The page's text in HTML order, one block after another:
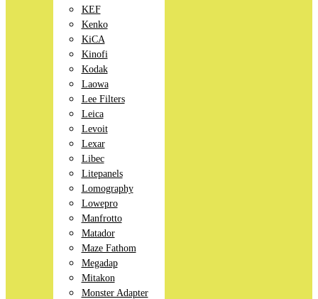
KEF
Kenko
KiCA
Kinofi
Kodak
Laowa
Lee Filters
Leica
Levoit
Lexar
Libec
Litepanels
Lomography
Lowepro
Manfrotto
Matador
Maze Fathom
Megadap
Mitakon
Monster Adapter